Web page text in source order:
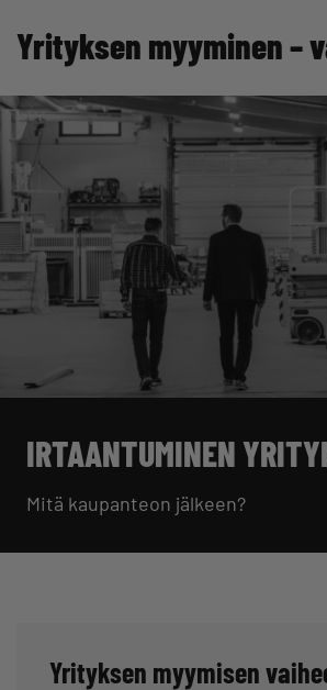
Yrityksen myyminen –
IRTAANTUMINEN
Mitä kaupanteon jälkeen?
Yrityksen myymisen